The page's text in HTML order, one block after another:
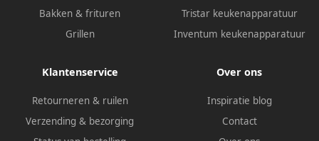
Bakken & frituren
Grillen
Tristar keukenapparatuur
Inventum keukenapparatuur
Klantenservice
Retourneren & ruilen
Verzending & bezorging
Over ons
Inspiratie blog
Contact